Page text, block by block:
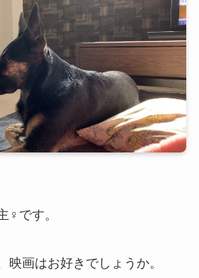
♀です。
映画はお好きでしょうか。